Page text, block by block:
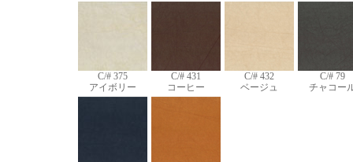
C/# 375
アイボリー
C/# 431
コーヒー
C/# 432
ベージュ
C/# 79
チャコー